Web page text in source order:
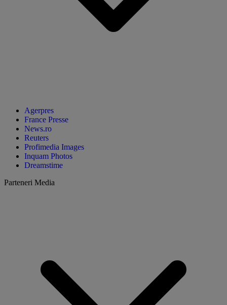
Agerpres
France Presse
News.ro
Reuters
Profimedia Images
Inquam Photos
Dreamstime
Parteneri Media